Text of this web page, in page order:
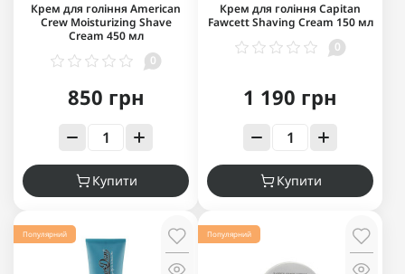
Крем для гоління American
Crew Moisturizing Shave
Cream 450 мл
0
850 грн
Купити
Крем для гоління Capitan
Fawcett Shaving Cream 150 мл
0
1 190 грн
Купити
Популярний Популярний